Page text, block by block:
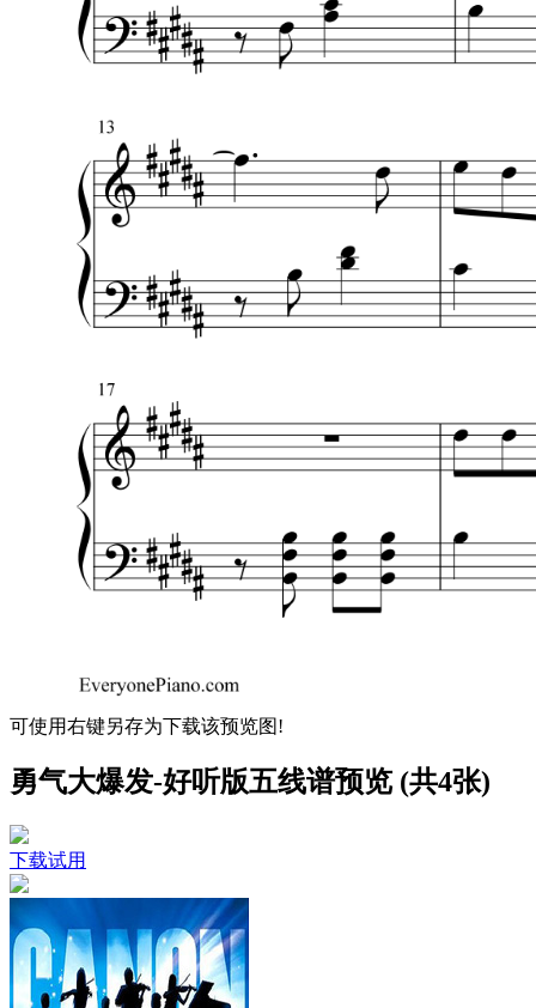
可使用右键另存为下载该预览图!
勇气大爆发-好听版五线谱预览 (共4张)
下载试用